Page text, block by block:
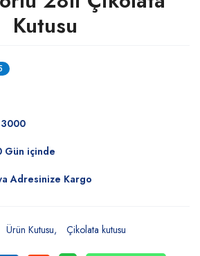
Kutusu
Gün içinde
Adresinize Kargo
Ürün Kutusu Çikolata kutusu